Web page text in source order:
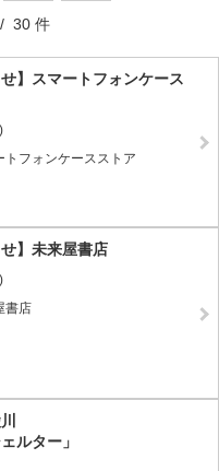
30 件
せ】スマートフォンケース
フォンケースストア
せ】未来屋書店
店
ルター」